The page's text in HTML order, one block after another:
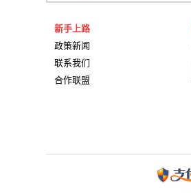
新手上路
政策新闻
联系我们
合作联盟